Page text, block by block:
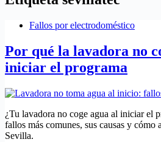
Fallos por electrodoméstico
Por qué la lavadora no
iniciar el programa
¿Tu lavadora no coge agua al iniciar el
fallos más comunes, sus causas y cómo
Sevilla.